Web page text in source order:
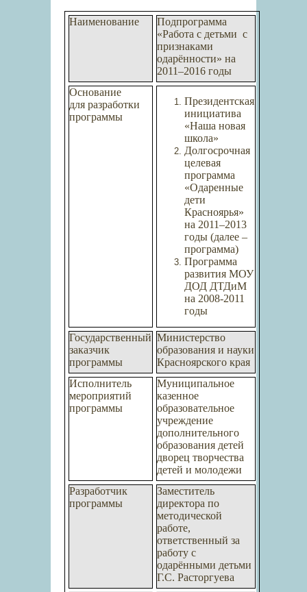
Наименование
Подпрограмма
«Работа с детьми с
признаками
одарённости» на
2011–2016 годы
Основание
для разработки
программы
Президентская
инициатива
«Наша новая
школа»
Долгосрочная
целевая
программа
«Одаренные
дети
Красноярья»
на 2011–2013
годы (далее –
программа)
Программа
развития МОУ
ДОД ДТДиМ
на 2008-2011
годы
Государственный
заказчик
программы
Министерство
образования и науки
Красноярского края
Исполнитель
мероприятий
программы
Муниципальное
казенное
образовательное
учреждение
дополнительного
образования детей
дворец творчества
детей и молодежи
Разработчик
программы
Заместитель
директора по
методической
работе,
ответственный за
работу с
одарёнными детьми
Г.С. Расторгуева